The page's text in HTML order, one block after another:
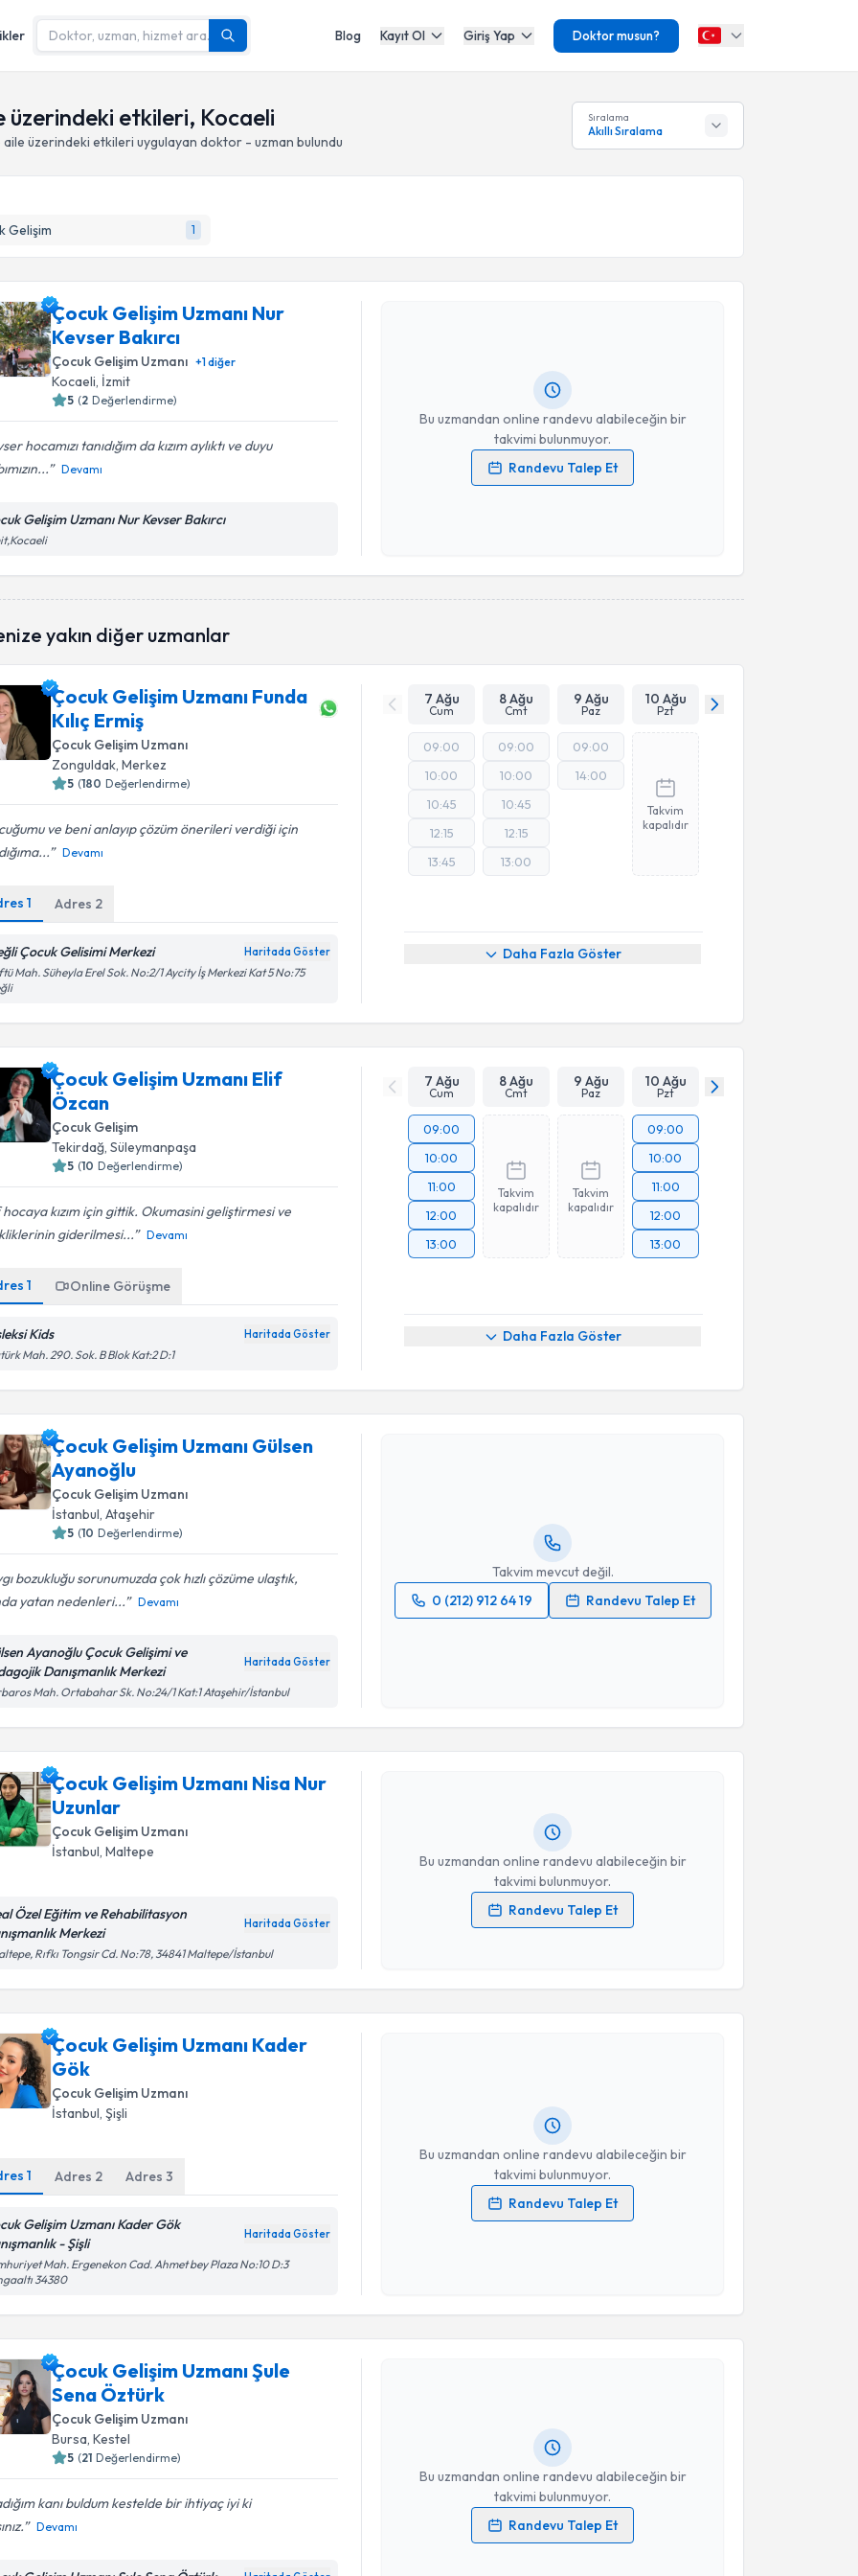
Blog Kayıt Ol Giriş Yap Doktor musun?
üzerindeki etkileri, Kocaeli
aile üzerindeki etkileri uygulayan doktor - uzman bulundu
Sıralama
Akıllı Sıralama
Gelişim 1
Çocuk Gelişim Uzmanı Nur
Kevser Bakırcı
Çocuk Gelişim Uzmanı +1diğer
Kocaeli, İzmit
5 (2 Değerlendirme)
hocamızı tanıdığım da kızım aylıktı ve duyu
Devamı
Gelişim Uzmanı Nur Kevser Bakırcı
Bu uzmandan online randevu alabileceğin bir
takvimi bulunmuyor.
Randevu Talep Et
Randevu Takvimi Talebi
Kişisel verilerimin işlenmesine ilişkinAydınlatma Metni
yakın diğer uzmanlar
Çocuk Gelişim Uzmanı Funda
Kılıç Ermiş
Çocuk Gelişim Uzmanı
Zonguldak, Merkez
5 (180 Değerlendirme)
ve beni anlayıp çözüm önerileri verdiği için
Devamı
1 Adres 2
Çocuk Gelisimi Merkezi Haritada Göster
Mah. Süheyla Erel Sok. No:2/1 Aycity İş Merkezi Kat 5 No:75
7 Ağu
Cum
8 Ağu
Cmt
9 Ağu
Paz
10 Ağu
Pzt
09:00
10:00
10:45
12:15
13:45
09:00
10:00
10:45
12:15
13:00
09:00
14:00
Takvim
kapalıdır
Daha Fazla Göster
Çocuk Gelişim Uzmanı Elif
Özcan
Çocuk Gelişim
Tekirdağ, Süleymanpaşa
5 (10 Değerlendirme)
kızım için gittik. Okumasini geliştirmesi ve
giderilmesi...
Devamı
1 Online Görüşme
Kids Haritada Göster
Mah. 290. Sok. B Blok Kat:2 D:1
7 Ağu
Cum
8 Ağu
Cmt
9 Ağu
Paz
10 Ağu
Pzt
09:00
10:00
11:00
12:00
13:00
Takvim
kapalıdır
Takvim
kapalıdır
09:00
10:00
11:00
12:00
13:00
Daha Fazla Göster
Çocuk Gelişim Uzmanı Gülsen
Ayanoğlu
Çocuk Gelişim Uzmanı
İstanbul, Ataşehir
5 (10 Değerlendirme)
bozukluğu sorunumuzda çok hızlı çözüme ulaştık,
yatan nedenleri...
Devamı
Ayanoğlu Çocuk Gelişimi ve
Danışmanlık Merkezi
Haritada Göster
Mah. Ortabahar Sk. No:24/1 Kat:1 Ataşehir/İstanbul
Takvim mevcut değil.
0 (212) 912 64 19
Randevu Talep Et
Randevu Takvimi Talebi
Takvim Talebini Gönder
Çocuk Gelişim Uzmanı Nisa Nur
Uzunlar
Çocuk Gelişim Uzmanı
İstanbul, Maltepe
Özel Eğitim ve Rehabilitasyon
Merkezi
Haritada Göster
Rıfkı Tongsir Cd. No:78, 34841 Maltepe/İstanbul
Bu uzmandan online randevu alabileceğin bir
takvimi bulunmuyor.
Randevu Talep Et
Kişisel verilerimin işlenmesine ilişkinAydınlatma Metni
Çocuk Gelişim Uzmanı Kader
Gök
Çocuk Gelişim Uzmanı
İstanbul, Şişli
1 Adres 2 Adres3
Gelişim Uzmanı Kader Gök
- Şişli
Haritada Göster
Mah. Ergenekon Cad. Ahmet bey Plaza No:10 D:3
34380
Bu uzmandan online randevu alabileceğin bir
takvimi bulunmuyor.
Randevu Talep Et
Randevu Takvimi Talebi
Kişisel verilerimin işlenmesine ilişkinAydınlatma Metni
Çocuk Gelişim Uzmanı Şule
Sena Öztürk
Çocuk Gelişim Uzmanı
Bursa, Kestel
5 (21 Değerlendirme)
kanı buldum kestelde bir ihtiyaç iyi ki
Devamı
Bu uzmandan online randevu alabileceğin bir
takvimi bulunmuyor.
Randevu Talep Et
Randevu Takvimi Talebi
Kişisel verilerimin işlenmesine ilişkinAydınlatma Metni